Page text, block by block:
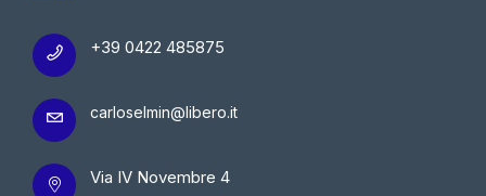
+39 0422 485875
carloselmin@libero.it
Via IV Novembre 4